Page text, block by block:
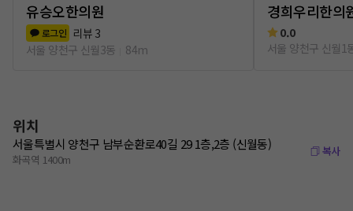
유승오한의원
로그인 리뷰 3
서울 양천구 신월3동
84m
경희우리한의
0.0
서울 양천구 신월1
위치
서울특별시 양천구 남부순환로40길 29 1층,2층 (신월동)
화곡역 1400m
복사